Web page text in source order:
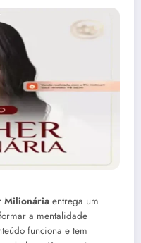
Milionária entrega um
a mentalidade
funciona e tem